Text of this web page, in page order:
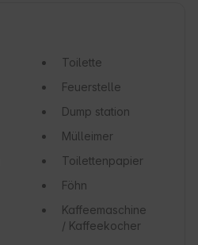
Toilette
Feuerstelle
Dump station
Mülleimer
Toilettenpapier
Föhn
Kaffeemaschine
/ Kaffeekocher